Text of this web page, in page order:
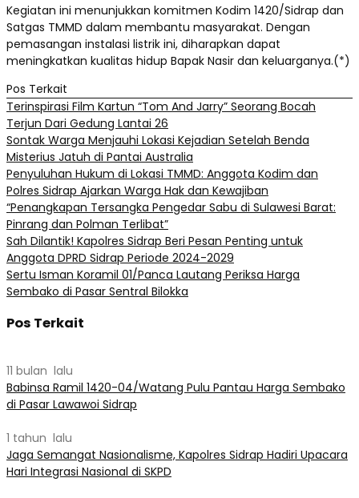
Kegiatan ini menunjukkan komitmen Kodim 1420/Sidrap dan
Satgas TMMD dalam membantu masyarakat. Dengan
pemasangan instalasi listrik ini, diharapkan dapat
meningkatkan kualitas hidup Bapak Nasir dan keluarganya.(*)
Pos Terkait
Terinspirasi Film Kartun “Tom And Jarry” Seorang Bocah
Terjun Dari Gedung Lantai 26
Sontak Warga Menjauhi Lokasi Kejadian Setelah Benda
Misterius Jatuh di Pantai Australia
Penyuluhan Hukum di Lokasi TMMD: Anggota Kodim dan
Polres Sidrap Ajarkan Warga Hak dan Kewajiban
“Penangkapan Tersangka Pengedar Sabu di Sulawesi Barat:
Pinrang dan Polman Terlibat”
Sah Dilantik! Kapolres Sidrap Beri Pesan Penting untuk
Anggota DPRD Sidrap Periode 2024-2029
Sertu Isman Koramil 01/Panca Lautang Periksa Harga
Sembako di Pasar Sentral Bilokka
Pos Terkait
11 bulan lalu
Babinsa Ramil 1420-04/Watang Pulu Pantau Harga Sembako
di Pasar Lawawoi Sidrap
1 tahun lalu
Jaga Semangat Nasionalisme, Kapolres Sidrap Hadiri Upacara
Hari Integrasi Nasional di SKPD